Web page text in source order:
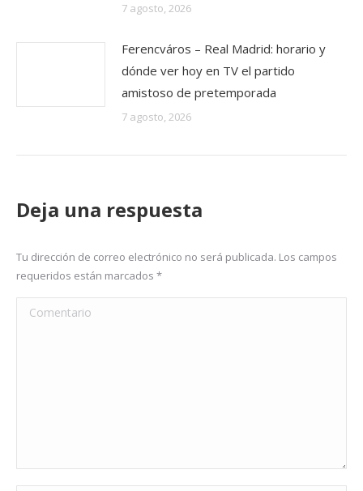
7 agosto, 2026
Ferencváros – Real Madrid: horario y
dónde ver hoy en TV el partido
amistoso de pretemporada
7 agosto, 2026
Deja una respuesta
Tu dirección de correo electrónico no será publicada. Los campos
requeridos están marcados *
Comentario